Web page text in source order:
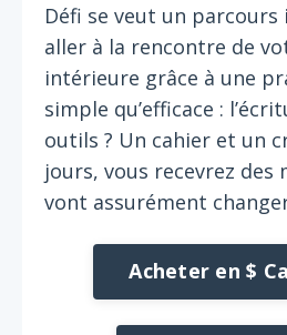
Défi se veut un
aller à la rencontre de
intérieure grâce à une
simple qu’efficace :
outils ? Un cahier et un
jours, vous recevrez des
vont assurément
Acheter en $